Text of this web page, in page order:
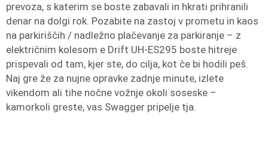
prevoza, s katerim se boste zabavali in hkrati prihranili
denar na dolgi rok. Pozabite na zastoj v prometu in kaos
na parkiriščih / nadležno plačevanje za parkiranje – z
električnim kolesom e Drift UH-ES295 boste hitreje
prispevali od tam, kjer ste, do cilja, kot če bi hodili peš.
Naj gre že za nujne opravke zadnje minute, izlete
vikendom ali tihe nočne vožnje okoli soseske –
kamorkoli greste, vas Swagger pripelje tja.